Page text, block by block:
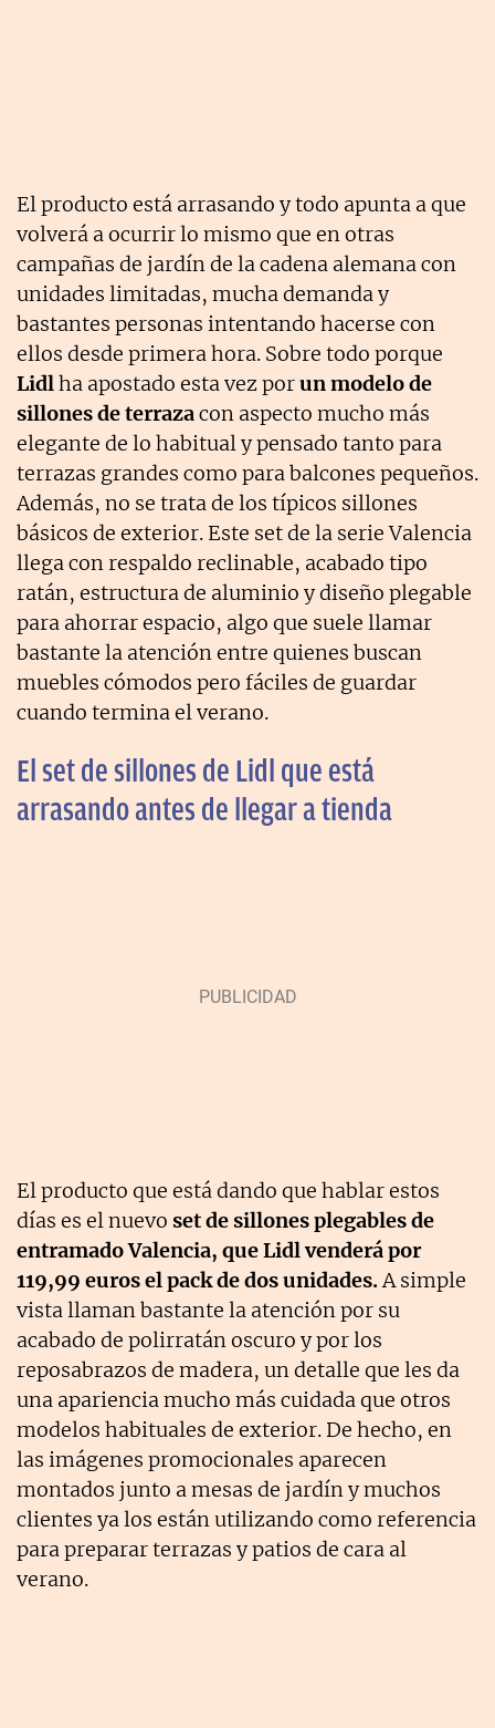
El producto está arrasando y todo apunta a que
volverá a ocurrir lo mismo que en otras
campañas de jardín de la cadena alemana con
unidades limitadas, mucha demanda y
bastantes personas intentando hacerse con
ellos desde primera hora. Sobre todo porque
Lidlha apostado esta vez porun modelo de
sillones de terrazacon aspecto mucho más
elegante de lo habitual y pensado tanto para
terrazas grandes como para balcones pequeños.
Además, no se trata de los típicos sillones
básicos de exterior. Este set de la serie Valencia
llega con respaldo reclinable, acabado tipo
ratán, estructura de aluminio y diseño plegable
para ahorrar espacio, algo que suele llamar
bastante la atención entre quienes buscan
muebles cómodos pero fáciles de guardar
cuando termina el verano.
El set de sillones de Lidl que está
arrasando antes de llegar a tienda
El producto que está dando que hablar estos
días es el nuevo set de sillones plegables de
entramado Valencia, que Lidl venderá por
119,99 euros el pack de dos unidades.A simple
vista llaman bastante la atención por su
acabado de polirratán oscuro y por los
reposabrazos de madera, un detalle que les da
una apariencia mucho más cuidada que otros
modelos habituales de exterior. De hecho, en
las imágenes promocionales aparecen
montados junto a mesas de jardín y muchos
clientes ya los están utilizando como referencia
para preparar terrazas y patios de cara al
verano.